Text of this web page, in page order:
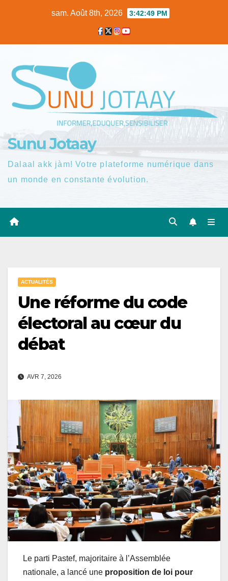
sam. Août 8th, 2026 3:42:50 PM
Sunu Jotaay
Dalaal akk jàm! Votre plateforme numérique dans
un monde en constante évolution.
ACTUALITÉS
Une réforme du code
électoral au cœur du
débat
AVR 7, 2026
Le parti Pastef, majoritaire à l’Assemblée
nationale, a lancé une proposition de loi pour